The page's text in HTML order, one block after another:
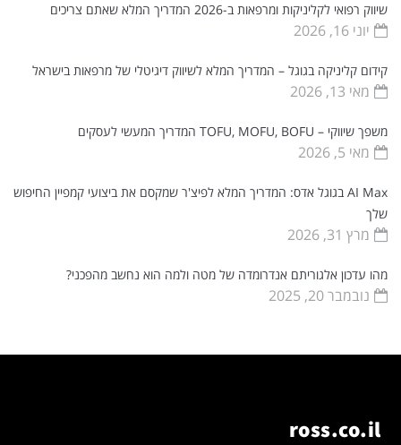
שיווק רפואי לקליניקות ומרפאות ב-2026 המדריך המלא שאתם צריכים
יוני 16, 2026
קידום קליניקה בגוגל – המדריך המלא לשיווק דיגיטלי של מרפאות בישראל
מאי 13, 2026
משפך שיווקי – TOFU, MOFU, BOFU המדריך המעשי לעסקים
מאי 5, 2026
AI Max בגוגל אדס: המדריך המלא לפיצ'ר שמקסם את ביצועי קמפיין החיפוש
שלך
מרץ 31, 2026
מהו עדכון אלגוריתם אנדרומדה של מטה ולמה הוא נחשב מהפכני?
נובמבר 20, 2025
ross.co.il